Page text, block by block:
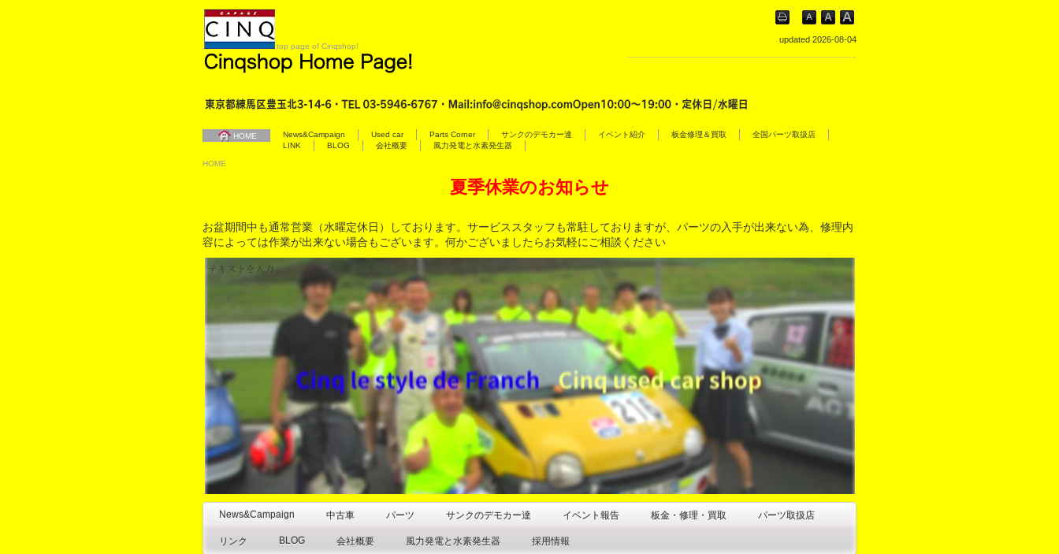
top page of Cinqshop!
updated 2026-08-04
HOME News&Campaign Used car Parts Corner サンクのデモカー達 イベント紹介 板金修理＆買取
全国パーツ取扱店
LINK
BLOG 会社概要 風力発電と水素発生器
HOME
夏季休業のお知らせ
お盆期間中も通常営業（水曜定休日）しております。サービススタッフも常駐しておりますが、パーツの入手が出来ない為、修理内
容によっては作業が出来ない場合もございます。何かございましたらお気軽にご相談ください
News&Campaign 中古車 パーツ サンクのデモカー達 イベント報告 板金・修理・買取 パーツ取扱店
リンク BLOG 会社概要 風力発電と水素発生器 採用情報